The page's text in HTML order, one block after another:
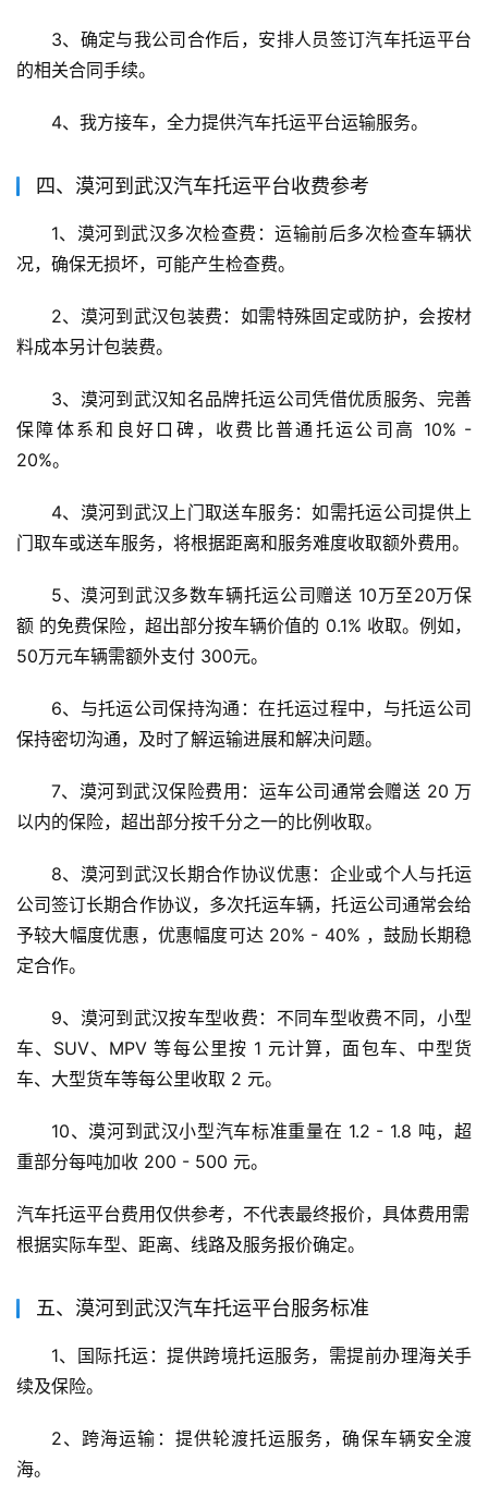
3、确定与我公司合作后，安排人员签订汽车托运平台
的相关合同手续。
4、我方接车，全力提供汽车托运平台运输服务。
四、漠河到武汉汽车托运平台收费参考
1、漠河到武汉多次检查费：运输前后多次检查车辆状
况，确保无损坏，可能产生检查费。
2、漠河到武汉包装费：如需特殊固定或防护，会按材
料成本另计包装费。
3、漠河到武汉知名品牌托运公司凭借优质服务、完善
保障体系和良好口碑，收费比普通托运公司高 10% -
20%。
4、漠河到武汉上门取送车服务：如需托运公司提供上
门取车或送车服务，将根据距离和服务难度收取额外费用。
5、漠河到武汉多数车辆托运公司赠送 10万至20万保
额 的免费保险，超出部分按车辆价值的 0.1% 收取。例如，
50万元车辆需额外支付 300元。
6、与托运公司保持沟通：在托运过程中，与托运公司
保持密切沟通，及时了解运输进展和解决问题。
7、漠河到武汉保险费用：运车公司通常会赠送 20 万
以内的保险，超出部分按千分之一的比例收取。
8、漠河到武汉长期合作协议优惠：企业或个人与托运
公司签订长期合作协议，多次托运车辆，托运公司通常会给
予较大幅度优惠，优惠幅度可达 20% - 40% ，鼓励长期稳
定合作。
9、漠河到武汉按车型收费：不同车型收费不同，小型
车、SUV、MPV 等每公里按 1 元计算，面包车、中型货
车、大型货车等每公里收取 2 元。
10、漠河到武汉小型汽车标准重量在 1.2 - 1.8 吨，超
重部分每吨加收 200 - 500 元。
汽车托运平台费用仅供参考，不代表最终报价，具体费用需
根据实际车型、距离、线路及服务报价确定。
五、漠河到武汉汽车托运平台服务标准
1、国际托运：提供跨境托运服务，需提前办理海关手
续及保险。
2、跨海运输：提供轮渡托运服务，确保车辆安全渡
海。